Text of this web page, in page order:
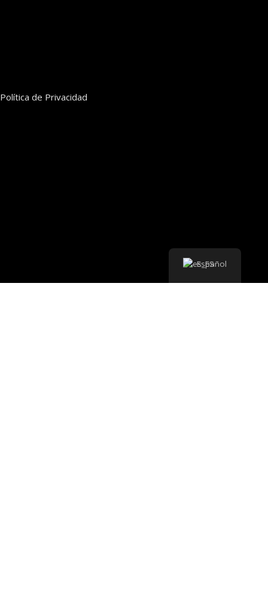
Política de Privacidad
Español